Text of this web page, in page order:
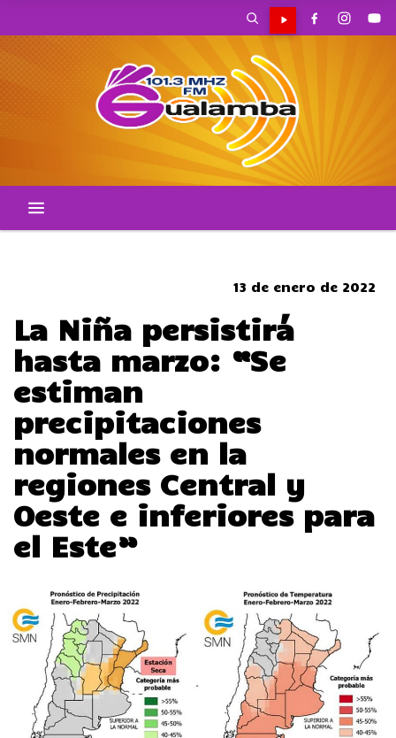
13 de enero de 2022
La Niña persistirá
hasta marzo: “Se
estiman
precipitaciones
normales en la
regiones Central y
Oeste e inferiores para
el Este”